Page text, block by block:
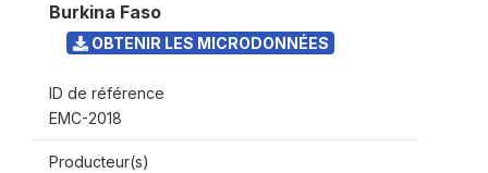
Burkina Faso
OBTENIR LES MICRODONNÉES
ID de référence
EMC-2018
Producteur(s)